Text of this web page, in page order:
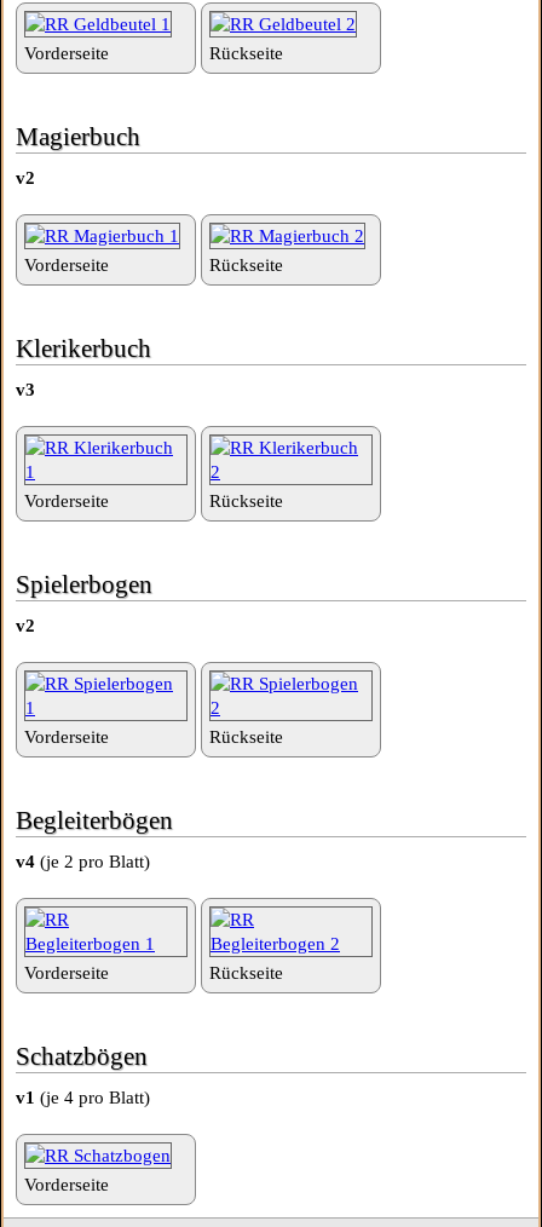
Vorderseite Rückseite
Magierbuch
v2
Vorderseite Rückseite
Klerikerbuch
v3
Vorderseite Rückseite
Spielerbogen
v2
Vorderseite Rückseite
Begleiterbögen
v4 (je 2 pro Blatt)
Vorderseite Rückseite
Schatzbögen
v1 (je 4 pro Blatt)
Vorderseite